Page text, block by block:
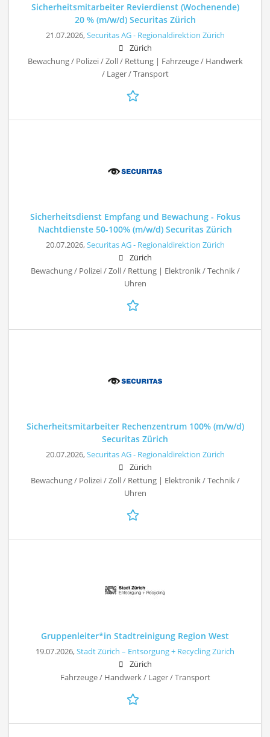
Sicherheitsmitarbeiter Revierdienst (Wochenende)
20 % (m/w/d) Securitas Zürich
21.07.2026,Securitas AG - Regionaldirektion Zürich
Zürich
Bewachung / Polizei / Zoll / Rettung | Fahrzeuge / Handwerk
/ Lager / Transport
Sicherheitsdienst Empfang und Bewachung - Fokus
Nachtdienste 50-100% (m/w/d) Securitas Zürich
20.07.2026,Securitas AG - Regionaldirektion Zürich
Zürich
Bewachung / Polizei / Zoll / Rettung | Elektronik / Technik /
Uhren
Sicherheitsmitarbeiter Rechenzentrum 100% (m/w/d)
Securitas Zürich
20.07.2026,Securitas AG - Regionaldirektion Zürich
Zürich
Bewachung / Polizei / Zoll / Rettung | Elektronik / Technik /
Uhren
Gruppenleiter*in Stadtreinigung Region West
19.07.2026,Stadt Zürich – Entsorgung + Recycling Zürich
Zürich
Fahrzeuge / Handwerk / Lager / Transport